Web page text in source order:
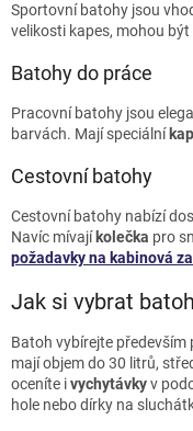
Sportovní batohy jsou
velikosti kapes, mohou
Batohy do práce
Pracovní batohy jsou
barvách. Mají speciální
Cestovní batohy
Cestovní batohy nabízí
Navíc mívají kolečka pro
požadavky na kabinová
Jak si vybrat
Batoh vybírejte především
mají objem do 30 litrů,
oceníte ivychytávkyv
hole nebo dírky na